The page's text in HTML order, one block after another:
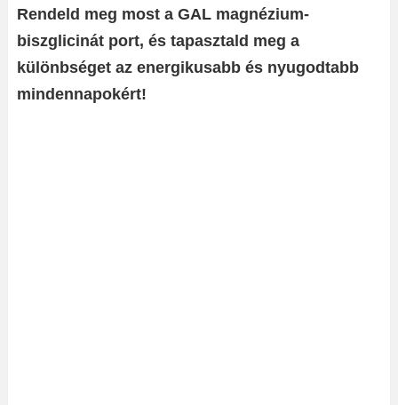
Rendeld meg most a GAL magnézium-
biszglicinát port, és tapasztald meg a
különbséget az energikusabb és nyugodtabb
mindennapokért!